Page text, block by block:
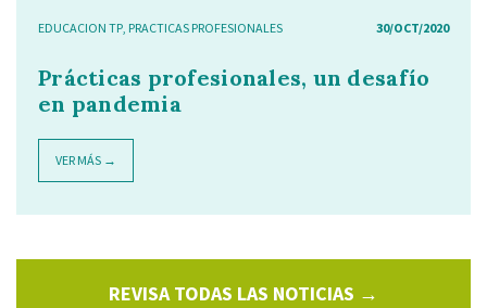
EDUCACION TP, PRACTICAS PROFESIONALES 30/OCT/2020
Prácticas profesionales, un desafío
en pandemia
VER MÁS →
REVISA TODAS LAS NOTICIAS →